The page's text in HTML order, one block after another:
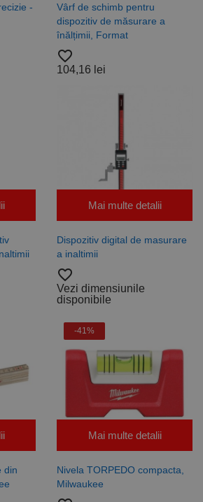
-
Vârf de schimb pentru
dispozitiv de măsurare a
înălțimii, Format
favorite_border
104,16 lei
Mai multe detalii
Dispozitiv digital de masurare
a inaltimii
favorite_border
Vezi dimensiunile
disponibile
din
-41%
Mai multe detalii
Nivela TORPEDO compacta,
Milwaukee